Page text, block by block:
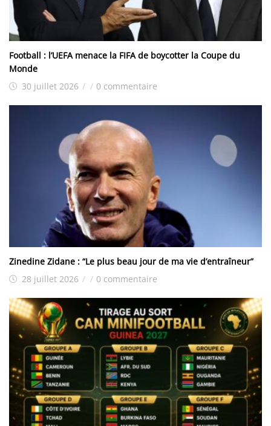
Football : l’UEFA menace la FIFA de boycotter la Coupe du
Monde
30 juillet 2026 / / 0 commentaire
Zinedine Zidane : “Le plus beau jour de ma vie d’entraîneur”
28 juillet 2026 / / 0 commentaire